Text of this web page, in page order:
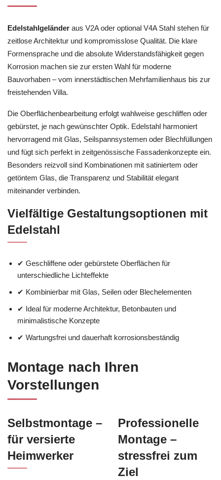
Edelstahlgeländer aus V2A oder optional V4A Stahl stehen für
zeitlose Architektur und kompromisslose Qualität. Die klare
Formensprache und die absolute Widerstandsfähigkeit gegen
Korrosion machen sie zur ersten Wahl für moderne
Bauvorhaben – vom innerstädtischen Mehrfamilienhaus bis zur
freistehenden Villa.
Die Oberflächenbearbeitung erfolgt wahlweise geschliffen oder
gebürstet, je nach gewünschter Optik. Edelstahl harmoniert
hervorragend mit Glas, Seilspannsystemen oder Blechfüllungen
und fügt sich perfekt in zeitgenössische Fassadenkonzepte ein.
Besonders reizvoll sind Kombinationen mit satiniertem oder
getöntem Glas, die Transparenz und Stabilität elegant
miteinander verbinden.
Vielfältige Gestaltungsoptionen mit
Edelstahl
✔ Geschliffene oder gebürstete Oberflächen für
unterschiedliche Lichteffekte
✔ Kombinierbar mit Glas, Seilen oder Blechelementen
✔ Ideal für moderne Architektur, Betonbauten und
minimalistische Konzepte
✔ Wartungsfrei und dauerhaft korrosionsbeständig
Montage nach Ihren
Vorstellungen
Selbstmontage –
für versierte
Heimwerker
Professionelle
Montage –
stressfrei zum
Ziel